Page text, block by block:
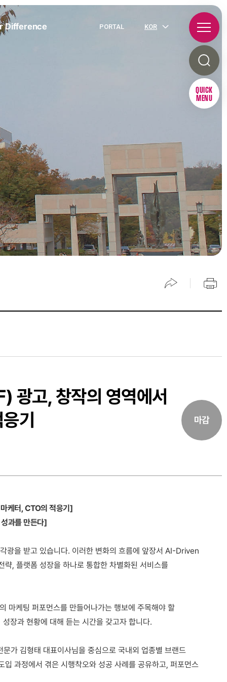
Difference PORTAL KOR
QUICK
MENU
고, 창작의 영역에서
기
마감
케터, CTO의 적응기]
과를 만든다]
광을 받고 있습니다. 이러한 변화의 흐름에 앞장서 AI-Driven
략, 플랫폼 성장을 하나로 통합한 차별화된 서비스를
마케팅 퍼포먼스를 만들어나가는 행보에 주목해야 할
장과 현황에 대해 듣는 시간을 갖고자 합니다.
가 김형태 대표이사님을 중심으로 국내외 업종별 브랜드
과정에서 겪은 시행착오와 성공 사례를 공유하고, 퍼포먼스